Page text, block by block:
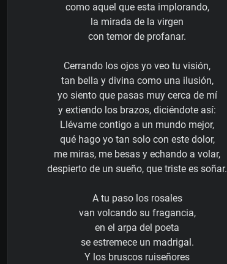
como aquel que esta implorando,
la mirada de la virgen
con temor de profanar.
Cerrando los ojos yo veo tu visión,
tan bella y divina como una ilusión,
yo siento que pasas muy cerca de mí
y extiendo los brazos, diciéndote así:
Llévame contigo a un mundo mejor,
qué hago yo tan solo con este dolor,
me miras, me besas y echando a volar,
despierto de un sueño, que triste es soñar.
A tu paso los rosales
van volcando su fragancia,
en el arpa del poeta
se estremece un madrigal.
Y los bruscos ruiseñores